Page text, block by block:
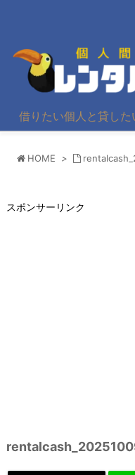
借りたい個人と貸し
HOME >
スポンサーリンク